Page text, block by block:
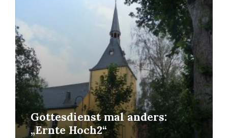
Gottesdienst mal anders:
„Ernte Hoch2“